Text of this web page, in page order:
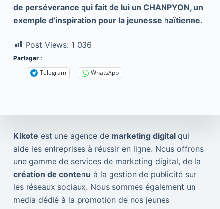
de persévérance qui fait de lui un CHANPYON, un
exemple d’inspiration pour la jeunesse haïtienne.
Post Views: 1 036
Partager :
Telegram WhatsApp
Kikote est une agence de marketing digital qui
aide les entreprises à réussir en ligne. Nous offrons
une gamme de services de marketing digital, de la
création de contenu à la gestion de publicité sur
les réseaux sociaux. Nous sommes également un
media dédié à la promotion de nos jeunes